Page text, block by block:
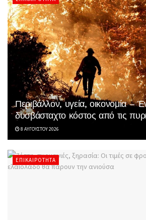
Περιβάλλον, υγεία, οικονομία –
δυσβάσταχτο κόστος από τις
8 ΑΥΓΟΎΣΤΟΥ 2026
ΕΠΙΚΑΙΡΌΤΗΤΑ